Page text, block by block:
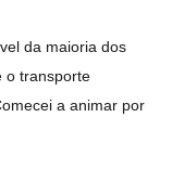
da maioria dos
o transporte
a animar por